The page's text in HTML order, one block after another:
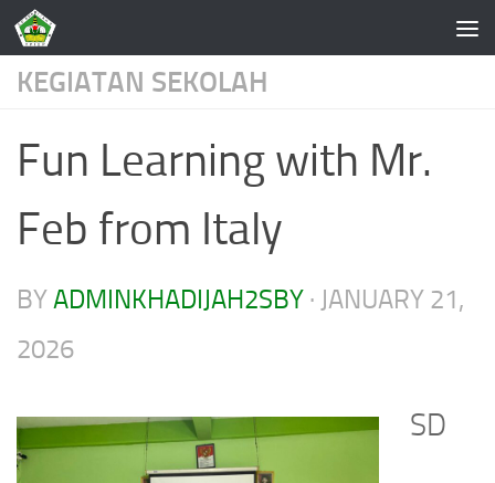
Skip to content
KEGIATAN SEKOLAH
Fun Learning with Mr.
Feb from Italy
BYADMINKHADIJAH2SBY · JANUARY 21,
2026
SD